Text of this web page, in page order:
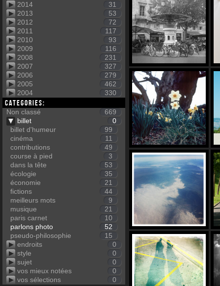
2014
31
2013
53
2012
72
2011
117
2010
93
2009
116
2008
231
2007
327
2006
279
2005
462
2004
330
Categories:
Non classé
669
billet
0
billet d'humeur
99
cinéma
11
contributions
49
course à pied
3
dans la tête
53
écologie
35
économie
21
fictions
44
meilleurs mots
9
musique
21
paris carnet
10
parlons photo
52
pseudo-philosophie
15
endroits
0
style
0
sujet
0
vos mieux notées
0
vos sélections
0